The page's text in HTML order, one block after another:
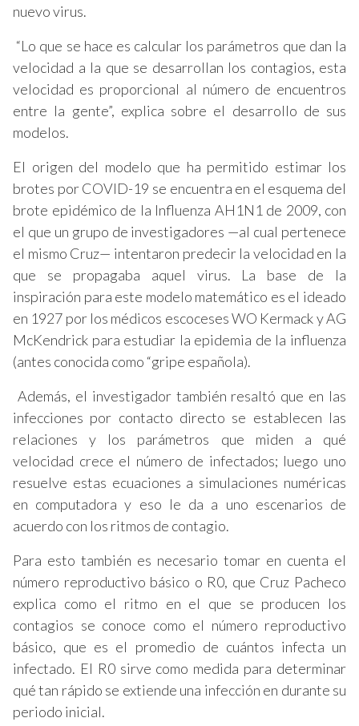
nuevo virus.
“Lo que se hace es calcular los parámetros que dan la
velocidad a la que se desarrollan los contagios, esta
velocidad es proporcional al número de encuentros
entre la gente”, explica sobre el desarrollo de sus
modelos.
El origen del modelo que ha permitido estimar los
brotes por COVID-19 se encuentra en el esquema del
brote epidémico de la Influenza AH1N1 de 2009, con
el que un grupo de investigadores —al cual pertenece
el mismo Cruz— intentaron predecir la velocidad en la
que se propagaba aquel virus. La base de la
inspiración para este modelo matemático es el ideado
en 1927 por los médicos escoceses WO Kermack y AG
McKendrick para estudiar la epidemia de la influenza
(antes conocida como “gripe española).
Además, el investigador también resaltó que en las
infecciones por contacto directo se establecen las
relaciones y los parámetros que miden a qué
velocidad crece el número de infectados; luego uno
resuelve estas ecuaciones a simulaciones numéricas
en computadora y eso le da a uno escenarios de
acuerdo con los ritmos de contagio.
Para esto también es necesario tomar en cuenta el
número reproductivo básico o R0, que Cruz Pacheco
explica como el ritmo en el que se producen los
contagios se conoce como el número reproductivo
básico, que es el promedio de cuántos infecta un
infectado. El R0 sirve como medida para determinar
qué tan rápido se extiende una infección en durante su
periodo inicial.